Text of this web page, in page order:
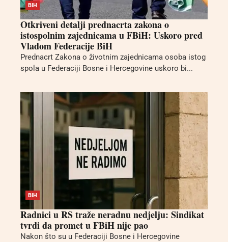
BIH
Otkriveni detalji prednacrta zakona o
istospolnim zajednicama u FBiH: Uskoro pred
Vladom Federacije BiH
Prednacrt Zakona o životnim zajednicama osoba istog
spola u Federaciji Bosne i Hercegovine uskoro bi...
BIH
Radnici u RS traže neradnu nedjelju: Sindikat
tvrdi da promet u FBiH nije pao
Nakon što su u Federaciji Bosne i Hercegovine